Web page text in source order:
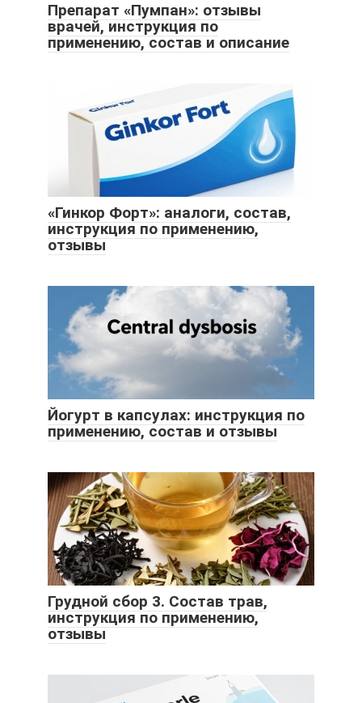
Препарат «Пумпан»: отзывы
врачей, инструкция по
применению, состав и описание
«Гинкор Форт»: аналоги, состав,
инструкция по применению,
отзывы
Йогурт в капсулах: инструкция по
применению, состав и отзывы
Грудной сбор 3. Состав трав,
инструкция по применению,
отзывы